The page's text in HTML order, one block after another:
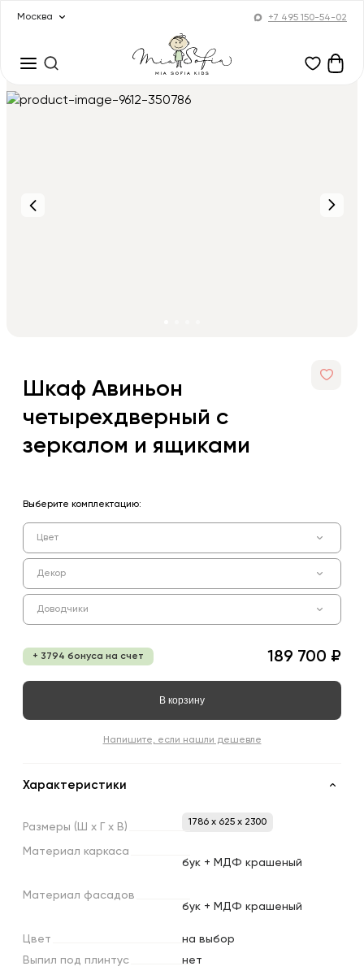
Москва +7 495 150-54-02
Шкаф Авиньон
четырехдверный с
зеркалом и ящиками
Выберите комплектацию:
Цвет
Декор
Доводчики
+ 3794 бонуса на счет 189 700 ₽
В корзину
Напишите, если нашли дешевле
Характеристики
Размеры (Ш х х В) 1786 x 625 x 2300
Материал каркаса
бук + МДФ крашеный
Материал фасадов
бук + МДФ крашеный
Цвет
на выбор
Выпил под плинтус
нет